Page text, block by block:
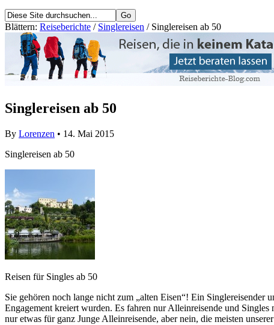
Blättern: Reiseberichte / Singlereisen / Singlereisen ab 50
Singlereisen ab 50
By Lorenzen • 14. Mai 2015
Singlereisen ab 50
Reisen für Singles ab 50
Sie gehören noch lange nicht zum „alten Eisen“! Ein Singlereisender
Engagement kreiert wurden. Es fahren nur Alleinreisende und
nur etwas für ganz Junge Alleinreisende, aber nein, die meisten